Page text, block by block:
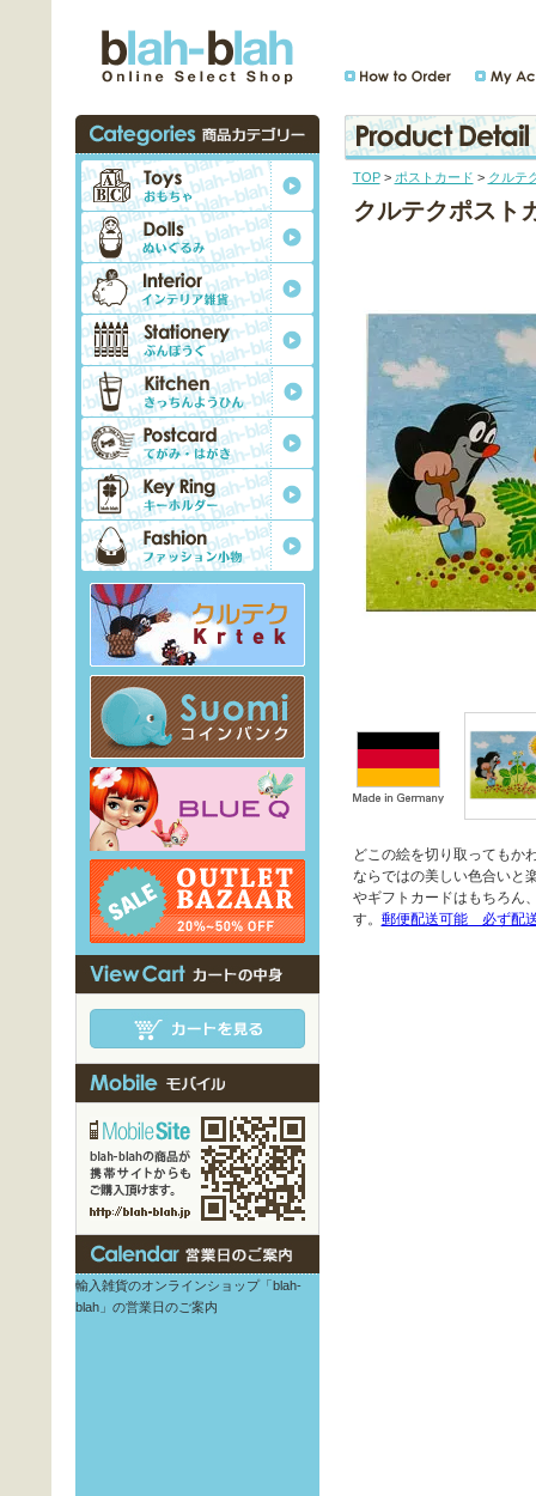
TOP> ポストカード > クルテ
クルテクポスト
どこの絵を切り取ってもか
ならではの美しい色合いと
やギフトカードはもちろん
す。 郵便配送可能 必ず配
輸入雑貨のオンラインショップ「blah-
blah」の営業日のご案内